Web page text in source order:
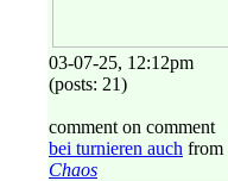
03-07-25, 12:12pm
(posts: 21)
comment on comment
bei turnieren auch from
Chaos